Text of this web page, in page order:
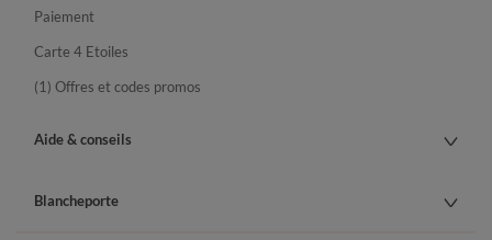
Paiement
Carte 4 Etoiles
(1) Offres et codes promos
Aide & conseils
Blancheporte